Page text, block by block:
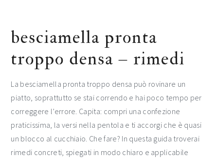
besciamella pronta
troppo densa​ – rimedi​​
La besciamella pronta troppo densa può rovinare un
piatto, soprattutto se stai correndo e hai poco tempo per
correggere l’errore. Capita: compri una confezione
praticissima, la versi nella pentola e ti accorgi che è quasi
un blocco al cucchiaio. Che fare? In questa guida troverai
rimedi concreti, spiegati in modo chiaro e applicabile